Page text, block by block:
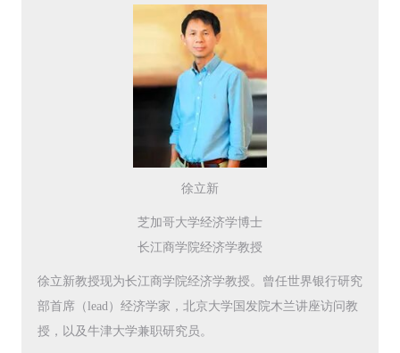
徐立新
芝加哥大学经济学博士
长江商学院经济学教授
徐立新教授现为长江商学院经济学教授。曾任世界银行研究
部首席（lead）经济学家，北京大学国发院木兰讲座访问教
授，以及牛津大学兼职研究员。